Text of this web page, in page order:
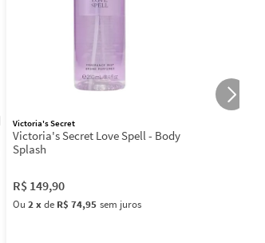
Victoria's Secret
Victoria's Secret Love Spell - Body
Splash
R$ 149,90
Ou 2xde R$ 74,95 sem juros